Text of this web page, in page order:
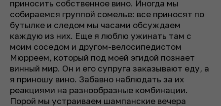
приносить собственное вино. Иногда мы
собираемся группой сомелье: все приносят по
бутылке и следом мы часами обсуждаем
каждую из них. Еще я люблю ужинать там с
моим соседом и другом-велосипедистом
Мюрреем, который под моей эгидой познает
винный мир. Он и его супруга заказывают еду, а
я приношу вино. Забавно наблюдать за их
реакциями на разнообразные комбинации.
Порой мы устраиваем шампанские вечера